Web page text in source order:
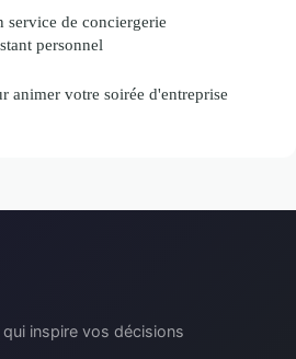
service de conciergerie
personnel
animer votre soirée d'entreprise
inspire vos décisions